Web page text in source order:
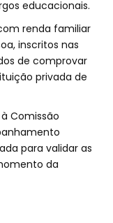
educacionais.
renda familiar
inscritos nas
de comprovar
privada de
Comissão
para validar as
da